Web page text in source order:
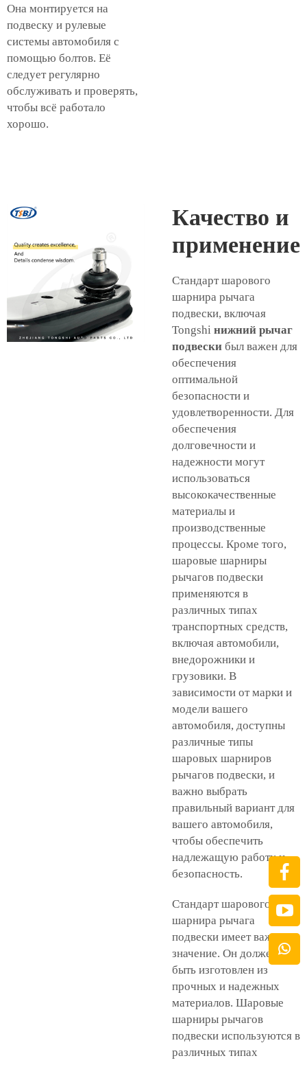
Она монтируется на
подвеску и рулевые
системы автомобиля с
помощью болтов. Её
следует регулярно
обслуживать и проверять,
чтобы всё работало
хорошо.
Качество и
применение
Стандарт шарового
шарнира рычага
подвески, включая
Tongshi нижний рычаг
подвески был важен для
обеспечения
оптимальной
безопасности и
удовлетворенности. Для
обеспечения
долговечности и
надежности могут
использоваться
высококачественные
материалы и
производственные
процессы. Кроме того,
шаровые шарниры
рычагов подвески
применяются в
различных типах
транспортных средств,
включая автомобили,
внедорожники и
грузовики. В
зависимости от марки и
модели вашего
автомобиля, доступны
различные типы
шаровых шарниров
рычагов подвески, и
важно выбрать
правильный вариант для
вашего автомобиля,
чтобы обеспечить
надлежащую работу и
безопасность.
Стандарт шарового
шарнира рычага
подвески имеет важное
значение. Он должен
быть изготовлен из
прочных и надежных
материалов. Шаровые
шарниры рычагов
подвески используются в
различных типах